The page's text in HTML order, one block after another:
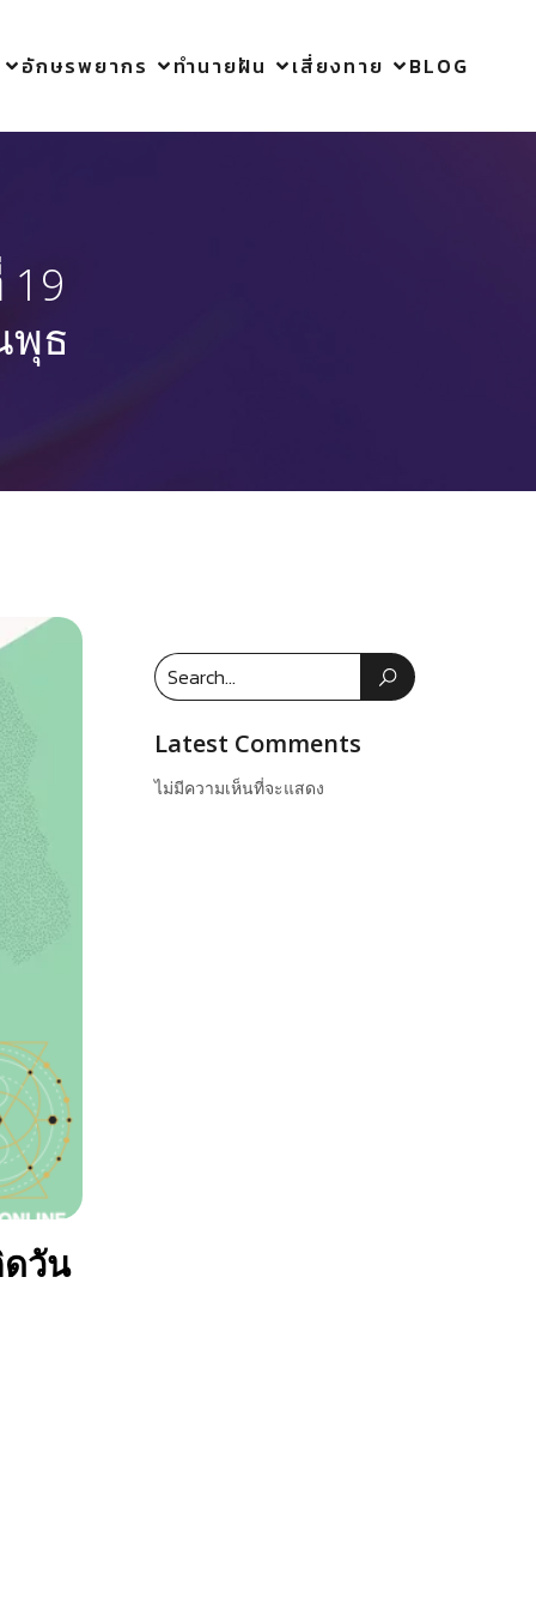
อักษรพยากร ทำนายฝัน เสี่ยงทาย BLOG
พุธ
วัน
Latest Comments
ไม่มีความเห็นที่จะแสดง